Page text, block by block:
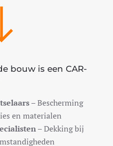
bouw is een CAR-
– Bescherming
en materialen
– Dekking bij